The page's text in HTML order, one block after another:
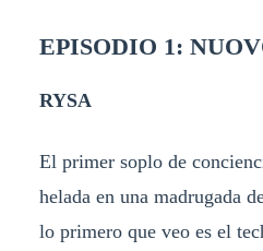
EPISODIO 1:
RYSA
El primer soplo de
helada en una madrugada
lo primero que veo es el